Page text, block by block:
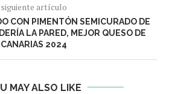
siguiente artículo
CON PIMENTÓN SEMICURADO DE
LA PARED, MEJOR QUESO DE
CANARIAS 2024
MAY ALSO LIKE